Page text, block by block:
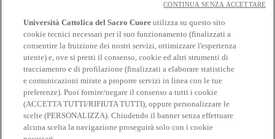
materiale informativo con modalità di contatto automatizzate e
non automatizzate, aventi ad oggetto: iscrizione ad eventi
organizzati da partner dell’Università e/o soggetti terzi, attività
promozionali, indagini legate a iniziative di ricerca),
Indica se presti o neghi il consenso
Università Cattolica del Sacro Cuore utilizza su questo sito
cookie tecnici necessari per il suo funzionamento (finalizzati a
consentire la fruizione dei nostri servizi, ottimizzare l'esperienza
utente) e, ove si presti il consenso, cookie ed altri strumenti di
tracciamento e di profilazione (finalizzati a elaborare statistiche
e comunicazioni mirate a proporre servizi in linea con le tue
preferenze). Puoi fornire/negare il consenso a tutti i cookie
(ACCETTA TUTTI/RIFIUTA TUTTI), oppure personalizzare le
scelte (PERSONALIZZA). Chiudendo il banner senza effettuare
alcuna scelta la navigazione proseguirà solo con i cookie
CONTINUA SENZA ACCETTARE